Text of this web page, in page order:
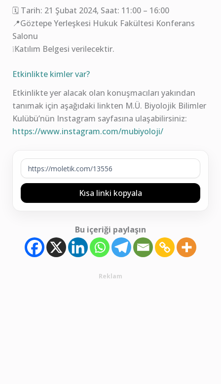
🗓 Tarih: 21 Şubat 2024, Saat: 11:00 – 16:00
📍Göztepe Yerleşkesi Hukuk Fakültesi Konferans
Salonu
❕Katılım Belgesi verilecektir.
Etkinlikte kimler var?
Etkinlikte yer alacak olan konuşmacıları yakından
tanımak için aşağıdaki linkten M.Ü. Biyolojik Bilimler
Kulübü’nün Instagram sayfasına ulaşabilirsiniz:
https://www.instagram.com/mubiyoloji/
Kısa linki kopyala
Bu içeriği paylaşın
Reklam